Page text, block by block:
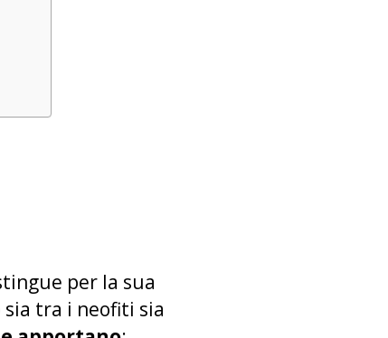
per la sua
sia tra i neofiti sia